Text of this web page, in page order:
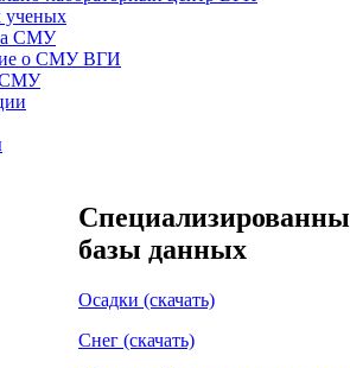
ученых
СМУ
о СМУ ВГИ
СМУ
базы данных
Осадки (скачать)
Снег (скачать)